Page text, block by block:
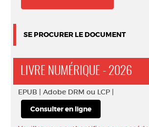
SE PROCURER LE DOCUMENT
LIVRE NUMÉRIQUE - 2026
EPUB | Adobe DRM ou LCP |
Consulter en ligne